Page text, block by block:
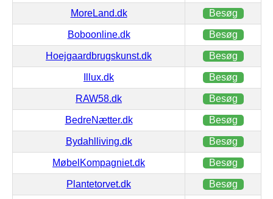
MoreLand.dk Besøg
Boboonline.dk Besøg
Hoejgaardbrugskunst.dk Besøg
Illux.dk Besøg
RAW58.dk Besøg
BedreNætter.dk Besøg
Bydahlliving.dk Besøg
MøbelKompagniet.dk Besøg
Plantetorvet.dk Besøg